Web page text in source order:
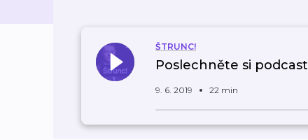
ŠTRUNC!
Poslechněte si podcast
9. 6. 2019 22 min